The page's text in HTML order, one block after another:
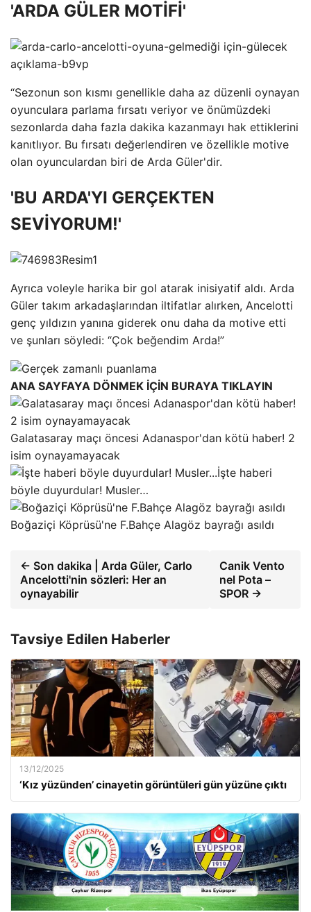
'ARDA GÜLER MOTİFİ'
“Sezonun son kısmı genellikle daha az düzenli oynayan
oyunculara parlama fırsatı veriyor ve önümüzdeki
sezonlarda daha fazla dakika kazanmayı hak ettiklerini
kanıtlıyor. Bu fırsatı değerlendiren ve özellikle motive
olan oyunculardan biri de Arda Güler'dir.
'BU ARDA'YI GERÇEKTEN
SEVİYORUM!'
Ayrıca voleyle harika bir gol atarak inisiyatif aldı. Arda
Güler takım arkadaşlarından iltifatlar alırken, Ancelotti
genç yıldızın yanına giderek onu daha da motive etti
ve şunları söyledi: “Çok beğendim Arda!”
ANA SAYFAYA DÖNMEK İÇİN BURAYA TIKLAYIN
Galatasaray maçı öncesi Adanaspor'dan kötü haber! 2
isim oynayamayacak
İşte haberi
böyle duyurdular! Musler…
Boğaziçi Köprüsü'ne F.Bahçe Alagöz bayrağı asıldı
← Son dakika | Arda Güler, Carlo
Ancelotti'nin sözleri: Her an
oynayabilir
Canik Vento
nel Pota –
SPOR →
Tavsiye Edilen Haberler
13/12/2025
‘Kız yüzünden’ cinayetin görüntüleri gün yüzüne çıktı